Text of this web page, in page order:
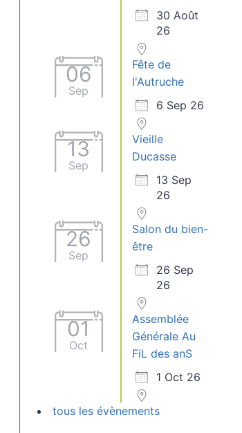
30 Août
26
06
Sep
Fête de
l'Autruche
6 Sep 26
13
Sep
Vieille
Ducasse
13 Sep
26
26
Sep
Salon du bien-
être
26 Sep
26
01
Oct
Assemblée
Générale Au
FiL des anS
1 Oct 26
tous les évènements